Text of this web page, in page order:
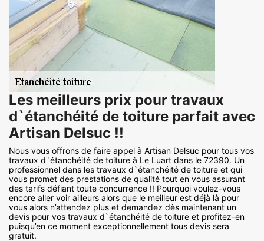
Les meilleurs prix pour travaux
d`étanchéité de toiture parfait avec
Artisan Delsuc !!
Nous vous offrons de faire appel à Artisan Delsuc pour tous vos
travaux d`étanchéité de toiture à Le Luart dans le 72390. Un
professionnel dans les travaux d`étanchéité de toiture et qui
vous promet des prestations de qualité tout en vous assurant
des tarifs défiant toute concurrence !! Pourquoi voulez-vous
encore aller voir ailleurs alors que le meilleur est déjà là pour
vous alors n’attendez plus et demandez dès maintenant un
devis pour vos travaux d`étanchéité de toiture et profitez-en
puisqu’en ce moment exceptionnellement tous devis sera
gratuit.